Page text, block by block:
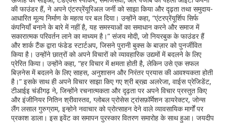
की फाउंडर हैं, ने अपने एंटरप्रेंयूरिअल जर्नी को साझा किया और दृढ़ता तथा समुदाय-
आधारित मूल्य निर्माण के महत्व पर बल दिया। उन्होंने कहा, “एंटरप्रेंयूर्शिप सिर्फ
कंपनियाँ बनाने के बारे में नहीं है, यह समस्याओं का समाधान करने और समाज में
सकारात्मक परिवर्तन लाने का माध्यम है।” संजय मोदी, जो नियरबुक के फाउंडर हैं
और शार्क टैंक द्वारा फंडेड स्टार्टअप, जिसने पुरानी बुक्स के बाज़ार को पुनर्जीवित
किया है। उन्होंने छात्रों को अपने विचारों को व्यावहारिक उद्यमों में बदलने के लिए
प्रेरित किया। उन्होंने कहा, “हर विचार में क्षमता होती है, लेकिन उसे एक सफल
बिज़नेस में बदलने के लिए साहस, अनुशासन और निरंतर प्रयास की आवश्यकता होती
है।” इसके साथ ही अपने विचार साझा किए गए श्री ब्रह्म अलरेजा, वाईस प्रेजिडेंट,
टीआईइ चंडीगढ़ ने, जिन्होंने रचनात्मकता और दृढ़ता पर अपने विचार प्रस्तुत किए
और इंजीनियर नितिन श्रीवास्तव, ग्लोबल प्रोसेस ट्रांसफ़ॉर्मेशन डायरेक्टर, जोन्स
लैंग लसाल गुरुग्राम, इन्होने नवाचार को प्रोत्साहन देने वाले व्यावसायिक मार्गों पर
प्रकाश डाला। इस इवेंट का समापन पुरस्कार वितरण समारोह के साथ हुआ। जयदीप